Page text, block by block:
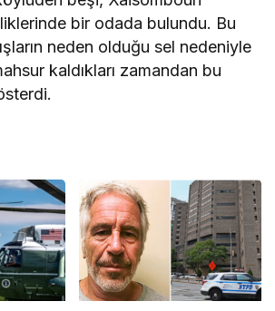
bir odada bulundu. Bu
neden olduğu sel nedeniyle
kaldıkları zamandan bu